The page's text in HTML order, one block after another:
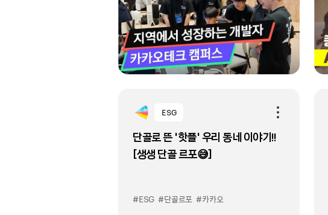
ESG
단골로 뜬 ‘핫플’ 우리 동네 이야기!!
[생생 단골 르포😅]
#ESG #단골르포 #카카오